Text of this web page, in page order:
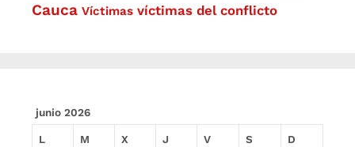
Cauca Víctimas víctimas del conflicto
junio 2026
L M X J V S D